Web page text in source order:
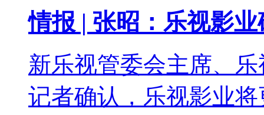
情报 | 张昭：乐视影
新乐视管委会主席、
记者确认，乐视影业